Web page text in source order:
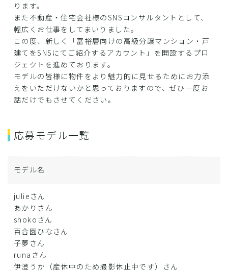
ります。
また不動産・住宅会社様のSNSコンサルタントとして、
幅広くお仕事をしてまいりました。
この度、新しく「富裕層向けの高級分譲マンション・戸
建てをSNSにてご紹介するアカウント」を開設するプロ
ジェクトを進めております。
モデルの皆様に物件をより魅力的に見せるためにお力添
えをいただけないかと思っておりますので、ぜひ一度お
話だけでもさせてください。
応募モデル一覧
モデル名
julieさん
あかりさん
shokoさん
百合園ひなさん
子夢さん
runaさん
伊澄うか（産休中のため撮影休止中です）さん